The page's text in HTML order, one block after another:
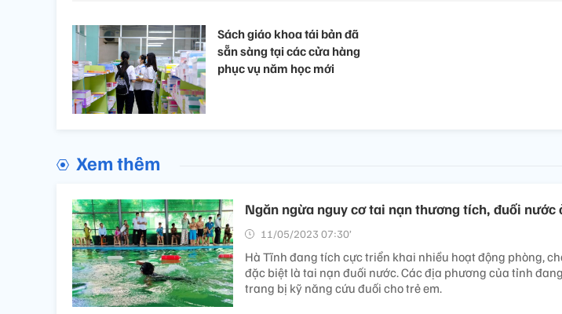
Sách giáo khoa tái bản đã
sẵn sàng tại các cửa hàng
phục vụ năm học mới
Xem thêm
Ngăn ngừa nguy cơ tai nạn thương tích, đuối nước
11/05/2023 07:30’
Hà Tĩnh đang tích cực triển khai nhiều hoạt động phòng,
đặc biệt là tai nạn đuối nước. Các địa phương của tỉnh
trang bị kỹ năng cứu đuối cho trẻ em.